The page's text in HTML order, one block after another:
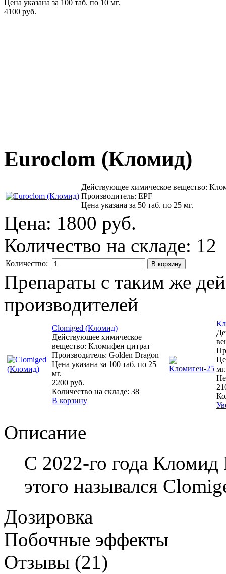
Цена указана за 100 таб. по 10 мг.
4100 руб.
Euroclom (Кломид)
Действующее химическое вещество:
Производитель: EPF
Цена указана за 50 таб. по 25 мг.
Цена: 1800 руб.
Количество на складе: 12
Количество:
Препараты с таким же
производителей
Clomiged (Кломид)
Действующее химическое
вещество: Кломифен цитрат
Производитель: Golden Dragon
Цена указана за 100 таб. по 25
мг.
2200 руб.
Количество на складе: 38
В корзину
мг.
Описание
С 2022-го года Кломид
этого назывался
Дозировка
Побочные эффекты
Отзывы (21)